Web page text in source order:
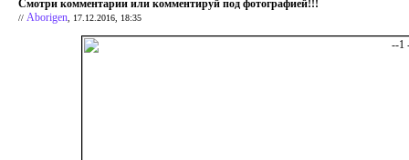
Смотри комментарии или комментируй под фотографией!!!
// Aborigen , 17.12.2016, 18:35